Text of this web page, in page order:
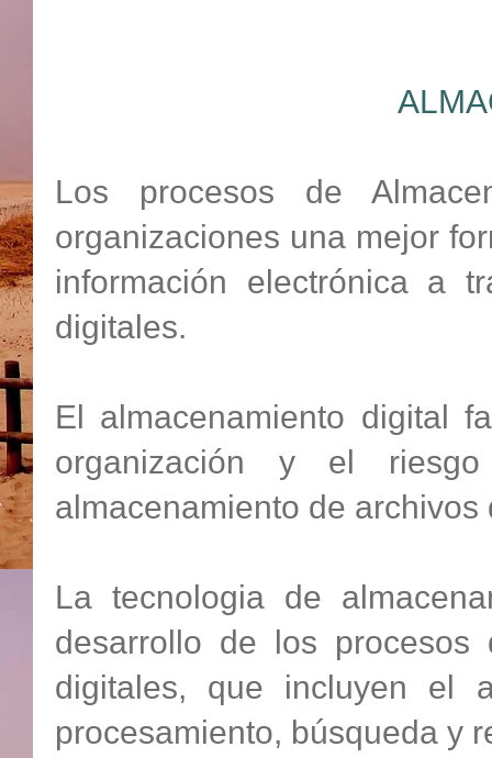
Los procesos de
organizaciones una mejor
información electrónica a
digitales.
El almacenamiento digital
organización y el
almacenamiento de
La tecnologia de
desarrollo de los procesos
digitales, que incluyen el
procesamiento, búsqueda y